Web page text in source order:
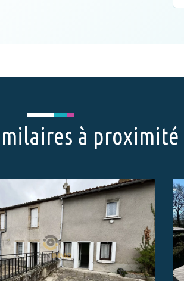
à proximité